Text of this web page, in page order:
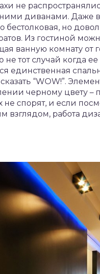
не
диванами. Даже
бестолковая, но
Из гостиной
ванную комнату от
не тот случай когда
единственная
“WOW!”.
черному цвету –
не спорят, и если
взглядом, работа